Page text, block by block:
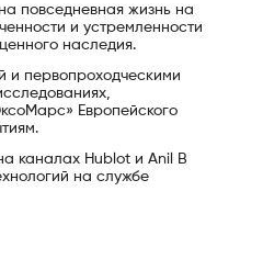
повседневная жизнь на
и устремленности
наследия.
и первопроходческими
Европейского
каналах Hublot и Anil B
на службе